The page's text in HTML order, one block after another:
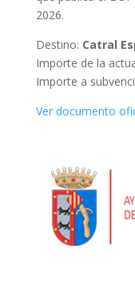
2026.
Destino: Catral
Importe de la
Importe a
Ver documento